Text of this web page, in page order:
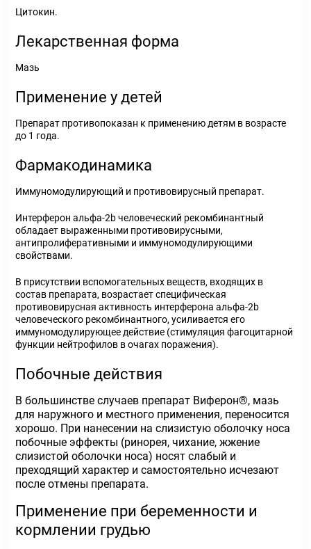
Цитокин.
Лекарственная форма
Мазь
Применение у детей
Препарат противопоказан к применению детям в возрасте
до 1 года.
Фармакодинамика
Иммуномодулирующий и противовирусный препарат.
Интерферон альфа-2b человеческий рекомбинантный
обладает выраженными противовирусными,
антипролиферативными и иммуномодулирующими
свойствами.
В присутствии вспомогательных веществ, входящих в
состав препарата, возрастает специфическая
противовирусная активность интерферона альфа-2b
человеческого рекомбинантного, усиливается его
иммуномодулирующее действие (стимуляция фагоцитарной
функции нейтрофилов в очагах поражения).
Побочные действия
В большинстве случаев препарат Виферон®, мазь
для наружного и местного применения, переносится
хорошо. При нанесении на слизистую оболочку носа
побочные эффекты (ринорея, чихание, жжение
слизистой оболочки носа) носят слабый и
преходящий характер и самостоятельно исчезают
после отмены препарата.
Применение при беременности и
кормлении грудью